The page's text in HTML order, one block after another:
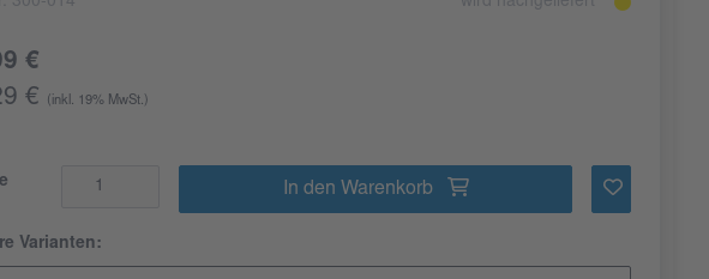
€
€
(inkl. 19% MwSt.)
In den Warenkorb
Varianten: